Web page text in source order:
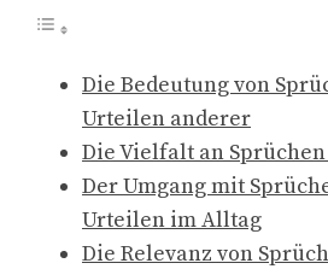
Die Bedeutung von
Urteilen anderer
Die Vielfalt an
Der Umgang mit
Urteilen im Alltag
Die Relevanz von